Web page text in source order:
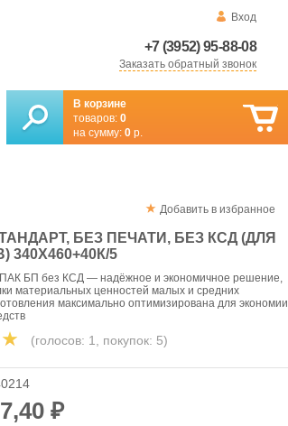
Вход
+7 (3952) 95-88-08
Заказать обратный звонок
В корзине
товаров: 0
на сумму: 0 р.
Добавить в избранное
БЕЗ ПЕЧАТИ, БЕЗ КСД (ДЛЯ
5
БП без КСД — надёжное и экономичное решение,
материальных ценностей малых и средних
максимально оптимизирована для экономии
(голосов: 1, покупок: 5)
₽